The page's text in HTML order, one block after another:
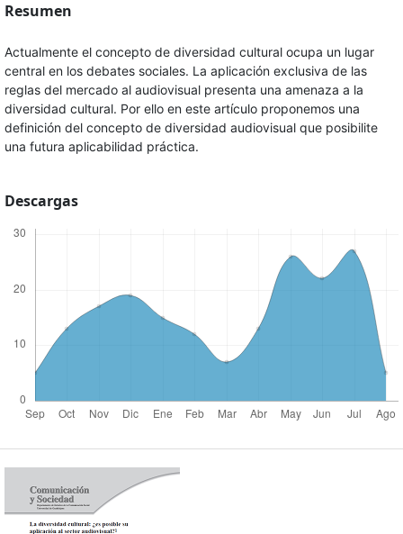
Resumen
Actualmente el concepto de diversidad cultural ocupa un lugar
central en los debates sociales. La aplicación exclusiva de las
reglas del mercado al audiovisual presenta una amenaza a la
diversidad cultural. Por ello en este artículo proponemos una
definición del concepto de diversidad audiovisual que posibilite
una futura aplicabilidad práctica.
Descargas